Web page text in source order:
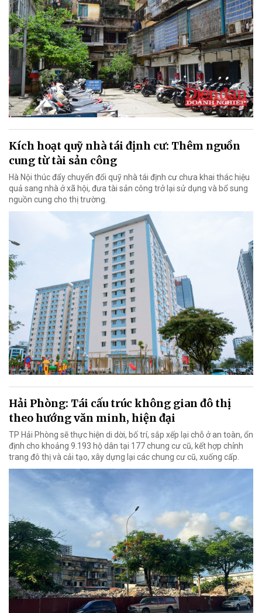
Kích hoạt quỹ nhà tái định cư: Thêm nguồn
cung từ tài sản công
Hà Nội thúc đẩy chuyển đổi quỹ nhà tái định cư chưa khai thác hiệu
quả sang nhà ở xã hội, đưa tài sản công trở lại sử dụng và bổ sung
nguồn cung cho thị trường.
Hải Phòng: Tái cấu trúc không gian đô thị
theo hướng văn minh, hiện đại
TP Hải Phòng sẽ thực hiện di dời, bố trí, sắp xếp lại chỗ ở an toàn, ổn
định cho khoảng 9.193 hộ dân tại 177 chung cư cũ, kết hợp chỉnh
trang đô thị và cải tạo, xây dựng lại các chung cư cũ, xuống cấp.